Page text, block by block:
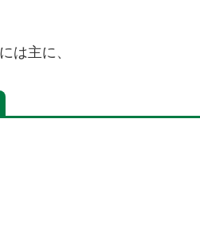
は主に、